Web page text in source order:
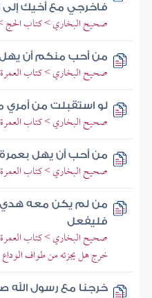
فاخرجي مع أخيك إلى
صحيح البخاري > كتاب الحج
من أحب منكم أن
صحيح البخاري > كتاب العمرة
لو استقبلت من أمري
صحيح البخاري > كتاب
من أحب أن يهل
صحيح البخاري > كتاب العمرة
من لم يكن معه هدي
فليفعل
صحيح البخاري > كتاب
خرج هل يجزئه من طواف الوداع
خرجنا مع رسول الله